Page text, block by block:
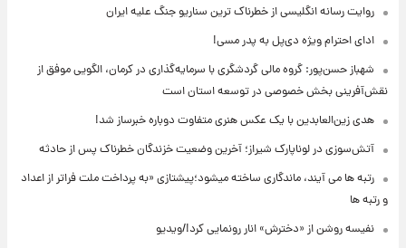
روایت رسانه انگلیسی از خطرناک ترین سناریو جنگ علیه ایران
ادای احترام ویژه دی‌پل به پدر مسی!
شهباز حسن‌پور: گروه مالی گردشگری با سرمایه‌گذاری در کرمان، الگویی موفق از
نقش‌آفرینی بخش خصوصی در توسعه استان است
هدی زین‌العابدین با یک عکس هنری متفاوت دوباره خبرساز شد!
آتش‌سوزی در لوناپارک شیراز؛ آخرین وضعیت خزندگان خطرناک پس از حادثه
رتبه ها می آیند، ماندگاری ساخته میشود؛پیشتازی «به پرداخت ملت فراتر از اعداد
و رتبه ها
نفیسه روشن از «دخترش» انار رونمایی کرد!/ویدیو